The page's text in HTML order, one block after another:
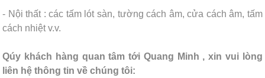
- Nội thất : các tấm lót sàn, tường cách âm, cửa cách âm, tấm
cách nhiệt v.v.
Qúy khách hàng quan tâm tới Quang Minh , xin vui lòng
liên hệ thông tin về chúng tôi: